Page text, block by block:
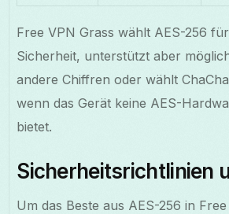
Free VPN Grass wählt AES-256
Sicherheit, unterstützt aber
andere Chiffren oder wählt
wenn das Gerät keine AES-
bietet.
Sicherheitsrichtlinien
Um das Beste aus AES-256 in